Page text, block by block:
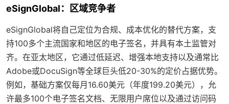
eSignGlobal：区域竞争者
eSignGlobal将自己定位为合规、成本优化的替代方案，支
持100多个主流国家和地区的电子签名，并具有本土监管对
齐。在亚太地区，它通过低延迟、增强本地支持以及通常比
Adobe或DocuSign等全球巨头低20-30%的定价占据优势。
例如，基础方案仅每月16.60美元（年度199.20美元），允
许最多100个电子签名文档、无限用户席位以及通过访问码